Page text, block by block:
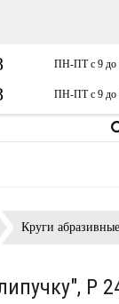
ПН-ПТ с 9 до
ПН-ПТ с 9 до
Круги абразивные
P